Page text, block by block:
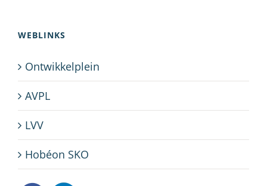
WEBLINKS
Ontwikkelplein
AVPL
LVV
Hobéon SKO